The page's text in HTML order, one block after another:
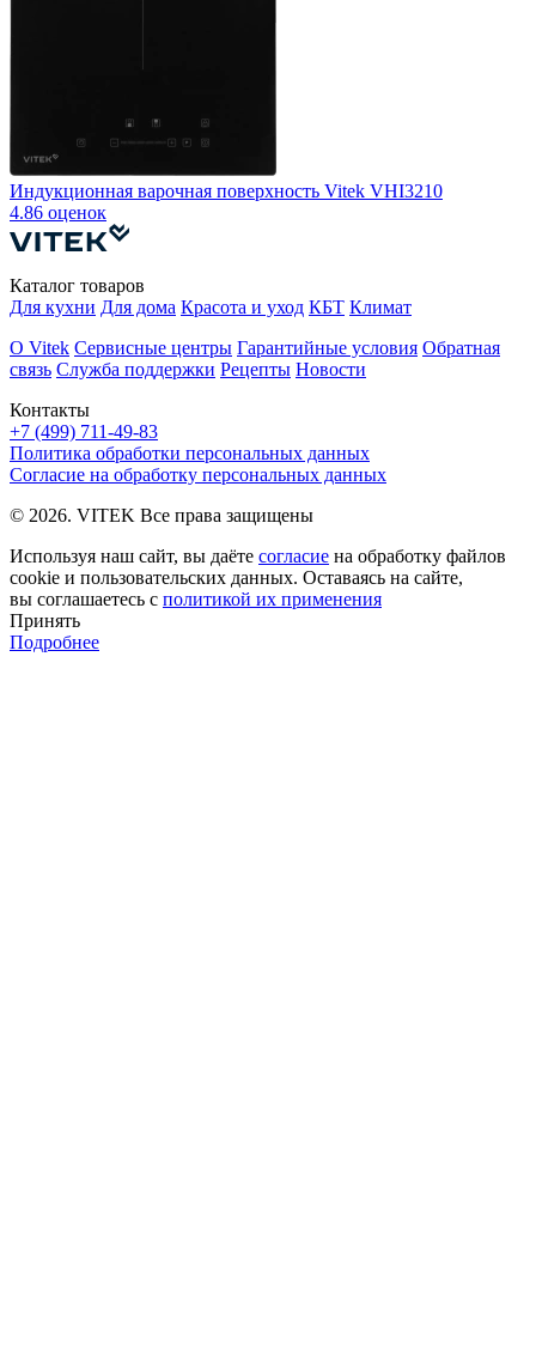
Индукционная варочная поверхность Vitek VHI3210
4.86 оценок
Контакты
+7 (499) 711-49-83
Каталог товаров
Для кухни Для дома Красота и уход КБТ Климат
О Vitek Сервисные центры Гарантийные условия Обратная
связь Служба поддержки Рецепты Новости
Политика обработки персональных данных
Согласие на обработку персональных данных
© 2026. VITEK Все права защищены
Используя наш сайт, вы даёте согласие на обработку файлов
cookie и пользовательских данных. Оставаясь на сайте,
вы соглашаетесь с политикой их применения
Принять
Подробнее